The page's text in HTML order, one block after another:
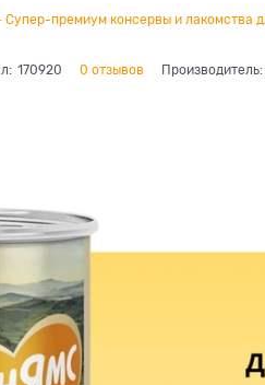
премиум консервы и лакомства
170920 0 отзывов Производитель: